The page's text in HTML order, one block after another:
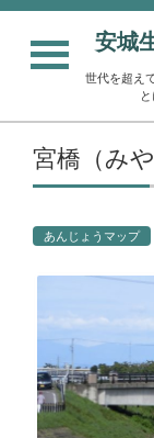
安城
世代を超え
宮橋（みや
あんじょうマップ